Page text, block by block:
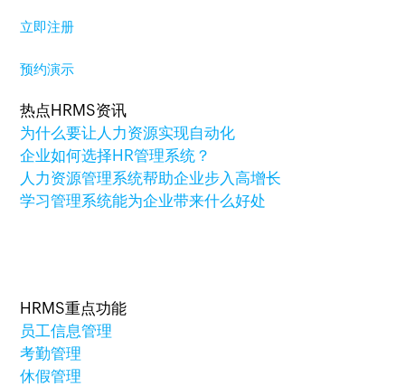
立即注册
预约演示
热点HRMS资讯
为什么要让人力资源实现自动化
企业如何选择HR管理系统？
人力资源管理系统帮助企业步入高增长
学习管理系统能为企业带来什么好处
HRMS重点功能
员工信息管理
考勤管理
休假管理